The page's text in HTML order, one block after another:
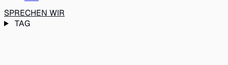
SPRECHEN WIR
TAG